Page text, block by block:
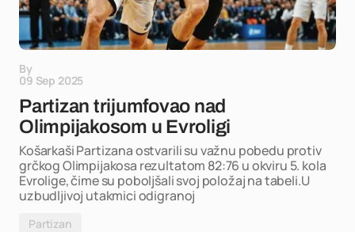
By
09 Sep 2025
Partizan trijumfovao nad
Olimpijakosom u Evroligi
Košarkaši Partizana ostvarili su važnu pobedu protiv
grčkog Olimpijakosa rezultatom 82:76 u okviru 5. kola
Evrolige, čime su poboljšali svoj položaj na tabeli.U
uzbudljivoj utakmici odigranoj
Partizan